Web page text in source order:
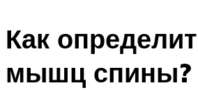
Как
мышц спины?